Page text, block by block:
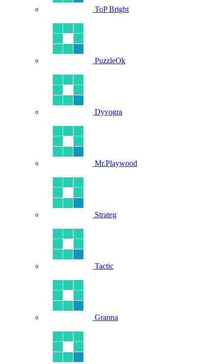
ToP Bright
PuzzleOk
Dyvogra
Mr.Playwood
Strateg
Tactic
Granna